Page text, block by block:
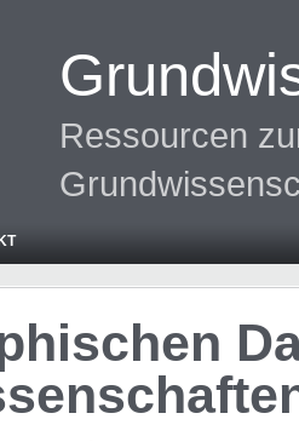
Ressourcen